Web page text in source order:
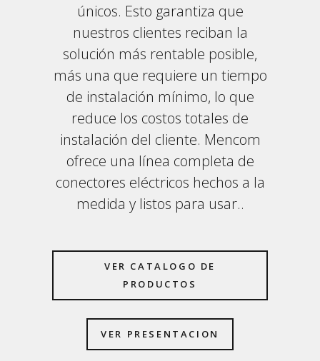
únicos. Esto garantiza que
nuestros clientes reciban la
solución más rentable posible,
más una que requiere un tiempo
de instalación mínimo, lo que
reduce los costos totales de
instalación del cliente. Mencom
ofrece una línea completa de
conectores eléctricos hechos a la
medida y listos para usar..
VER CATALOGO DE
PRODUCTOS
VER PRESENTACION